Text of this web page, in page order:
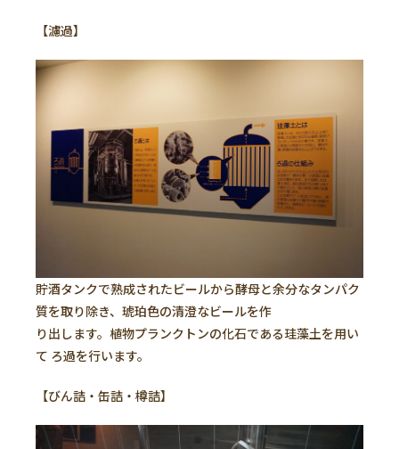
【濾過】
貯酒タンクで熟成されたビールから酵母と余分なタンパク
質を取り除き、琥珀色の清澄なビールを作
り出します。植物プランクトンの化石である珪藻土を用い
て ろ過を行います。
【びん詰・缶詰・樽詰】